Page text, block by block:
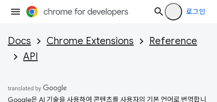
로그인
Docs Chrome Extensions
Reference
API
Google은 AI 기술을 사용하여 콘텐츠를 사용자의 기본 언어로 번역합니